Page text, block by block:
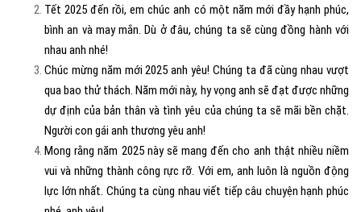
Tết 2025 đến rồi, em chúc anh có một năm mới đầy hạnh phúc,
bình an và may mắn. Dù ở đâu, chúng ta sẽ cùng đồng hành với
nhau anh nhé!
Chúc mừng năm mới 2025 anh yêu! Chúng ta đã cùng nhau vượt
qua bao thử thách. Năm mới này, hy vọng anh sẽ đạt được những
dự định của bản thân và tình yêu của chúng ta sẽ mãi bền chặt.
Người con gái anh thương yêu anh!
Mong rằng năm 2025 này sẽ mang đến cho anh thật nhiều niềm
vui và những thành công rực rỡ. Với em, anh luôn là nguồn động
lực lớn nhất. Chúng ta cùng nhau viết tiếp câu chuyện hạnh phúc